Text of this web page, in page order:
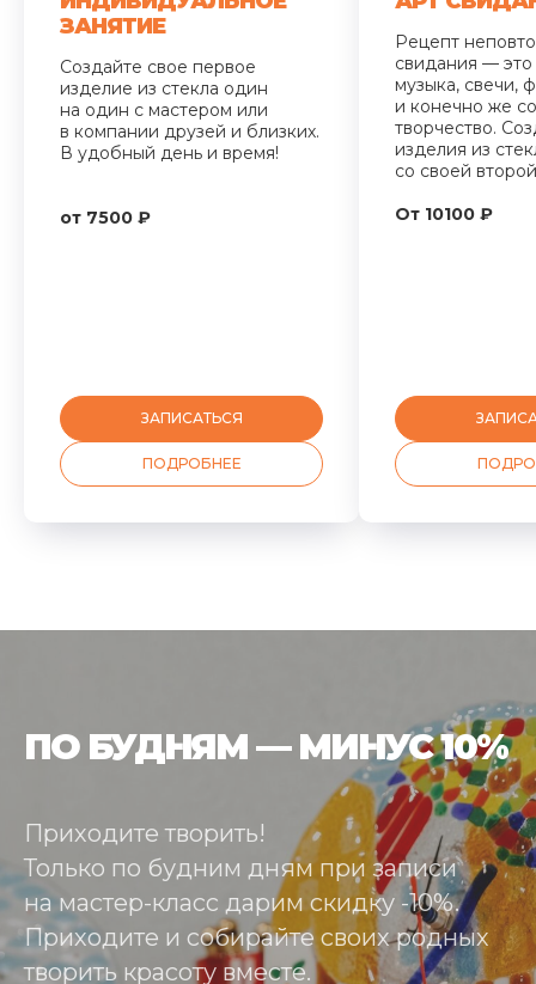
ЗАНЯТИЕ
Создайте свое первое
изделие из стекла один
на один с мастером или
в компании друзей и близких.
В удобный день и время!
от 7500 ₽
ЗАПИСАТЬСЯ
ПОДРОБНЕЕ
Рецепт
свидания —
музыка, свечи,
и конечно же
творчество.
изделия из
со своей
От 10100 ₽
ПО БУДНЯМ — МИНУС 10%
Приходите творить!
Только по будним дням при записи
на мастер-класс дарим скидку -10%.
Приходите и собирайте своих родных
творить красоту вместе.